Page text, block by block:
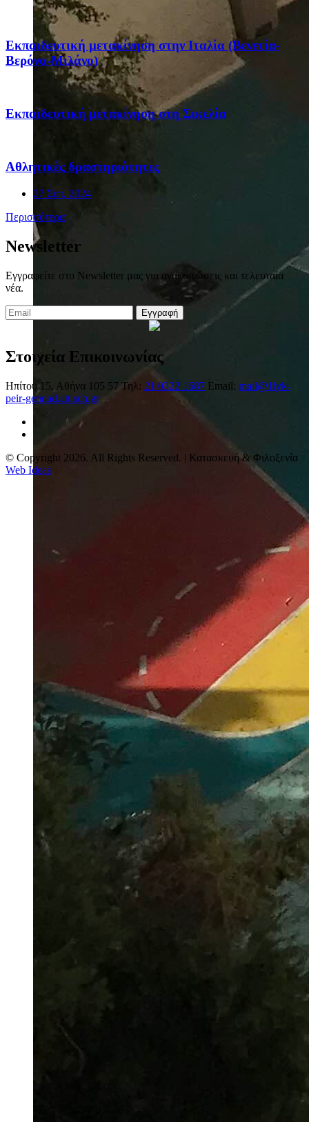
Eκπαιδευτική μετακίνηση στην Ιταλία (Βενετία-
Βερόνα-Μιλάνο)
Eκπαιδευτική μετακίνηση στη Σικελία
Αθλητικές δραστηριότητες
27 Σεπ, 2024
Περισσότερα
Newsletter
Εγγραφείτε στο Newsletter μας για ανακοινώσεις και τελευταία
νέα.
Εγγραφή
Στοιχεία Επικοινωνίας
Ηπίτου 15, Αθήνα 105 57 Τηλ: 21 0322 1687 Email: mail@1lyk-
peir-gennad.att.sch.gr
© Copyright 2026. All Rights Reserved. | Κατασκευή & Φιλοξενία
Web Ideas